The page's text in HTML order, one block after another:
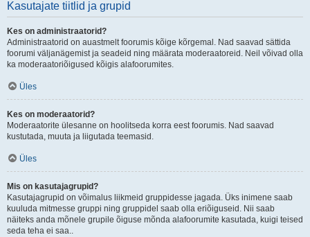
Kasutajate tiitlid ja grupid
Kes on administraatorid?
Administraatorid on auastmelt foorumis kõige kõrgemal. Nad saavad sättida
foorumi väljanägemist ja seadeid ning määrata moderaatoreid. Neil võivad olla
ka moderaatoriõigused kõigis alafoorumites.
Üles
Kes on moderaatorid?
Moderaatorite ülesanne on hoolitseda korra eest foorumis. Nad saavad
kustutada, muuta ja liigutada teemasid.
Üles
Mis on kasutajagrupid?
Kasutajagrupid on võimalus liikmeid gruppidesse jagada. Üks inimene saab
kuuluda mitmesse gruppi ning gruppidel saab olla eriõiguseid. Nii saab
näiteks anda mõnele grupile õiguse mõnda alafoorumite kasutada, kuigi teised
seda teha ei saa..